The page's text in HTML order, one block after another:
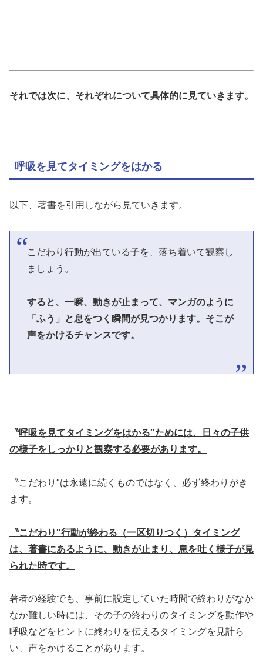
それでは次に、それぞれについて具体的に見ていきます。
呼吸を見てタイミングをはかる
以下、著書を引用しながら見ていきます。
こだわり行動が出ている子を、落ち着いて観察し
ましょう。
すると、一瞬、動きが止まって、マンガのように
「ふう」と息をつく瞬間が見つかります。そこが
声をかけるチャンスです。
〝呼吸を見てタイミングをはかる″ためには、日々の子供
の様子をしっかりと観察する必要があります。
〝こだわり″は永遠に続くものではなく、必ず終わりがき
ます。
〝こだわり″行動が終わる（一区切りつく）タイミング
は、著書にあるように、動きが止まり、息を吐く様子が見
られた時です。
著者の経験でも、事前に設定していた時間で終わりがなか
なか難しい時には、その子の終わりのタイミングを動作や
呼吸などをヒントに終わりを伝えるタイミングを見計ら
い、声をかけることがあります。